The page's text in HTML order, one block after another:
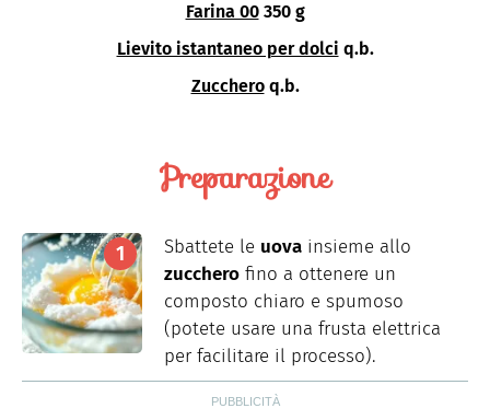
Farina 00 350 g
Lievito istantaneo per dolci q.b.
Zucchero q.b.
Preparazione
Sbattete le uova insieme allo
zucchero fino a ottenere un
composto chiaro e spumoso
(potete usare una frusta elettrica
per facilitare il processo).